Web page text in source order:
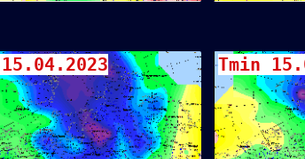
Tmin